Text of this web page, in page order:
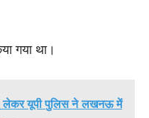
गया था।
लेकर यूपी पुलिस ने लखनऊ में